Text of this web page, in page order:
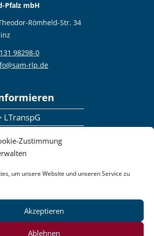
Zustimmung
um unsere Website und unseren Service zu
Akzeptieren
Ablehnen
Pfalz mbH
Römheld-Str. 34
98298-0
rlp.de
LTranspG
Publikationen
Pressemitteilungen